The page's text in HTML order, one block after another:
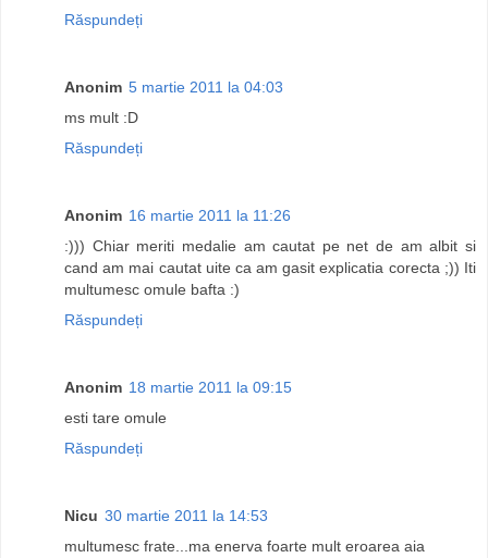
Răspundeți
Anonim 5 martie 2011 la 04:03
ms mult :D
Răspundeți
Anonim 16 martie 2011 la 11:26
:))) Chiar meriti medalie am cautat pe net de am albit si
cand am mai cautat uite ca am gasit explicatia corecta ;)) Iti
multumesc omule bafta :)
Răspundeți
Anonim 18 martie 2011 la 09:15
esti tare omule
Răspundeți
Nicu 30 martie 2011 la 14:53
multumesc frate...ma enerva foarte mult eroarea aia